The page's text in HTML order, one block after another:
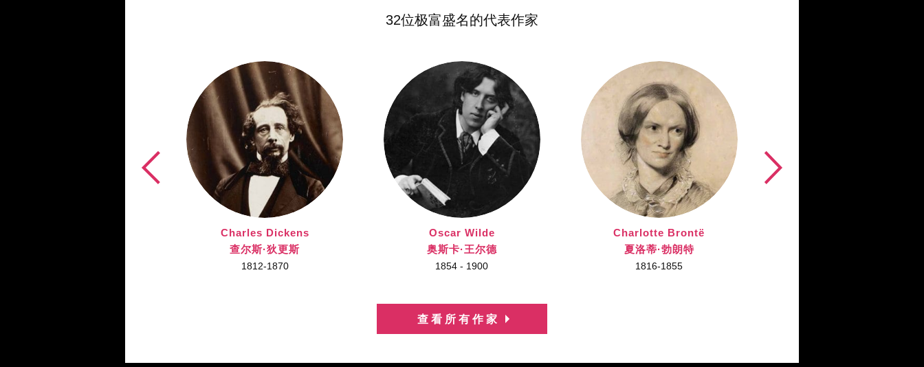
32位极富盛名的代表作家
Charles Dickens
查尔斯·狄更斯
1812-1870
Oscar Wilde
奥斯卡·王尔德
1854 - 1900
Charlotte Brontë
夏洛蒂·勃朗特
1816-1855
查看所有作家